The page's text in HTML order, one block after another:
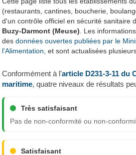
(restaurants, cantines, boucherie,
d'un contrôle officiel en sécurité sanitaire
Buzy-Darmont (Meuse) . Les
desdonnées ouvertes publiées par le
l'Alimentation, et sont actualisées
Conformément à l'article D231-3-11 du
maritime, quatre niveaux de résultats
Très satisfaisant
Pas de non-conformité ou non-
Satisfaisant